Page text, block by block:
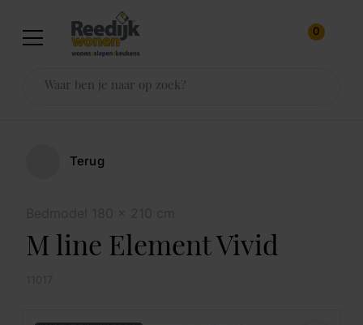
0
Terug
M line Element Vivid